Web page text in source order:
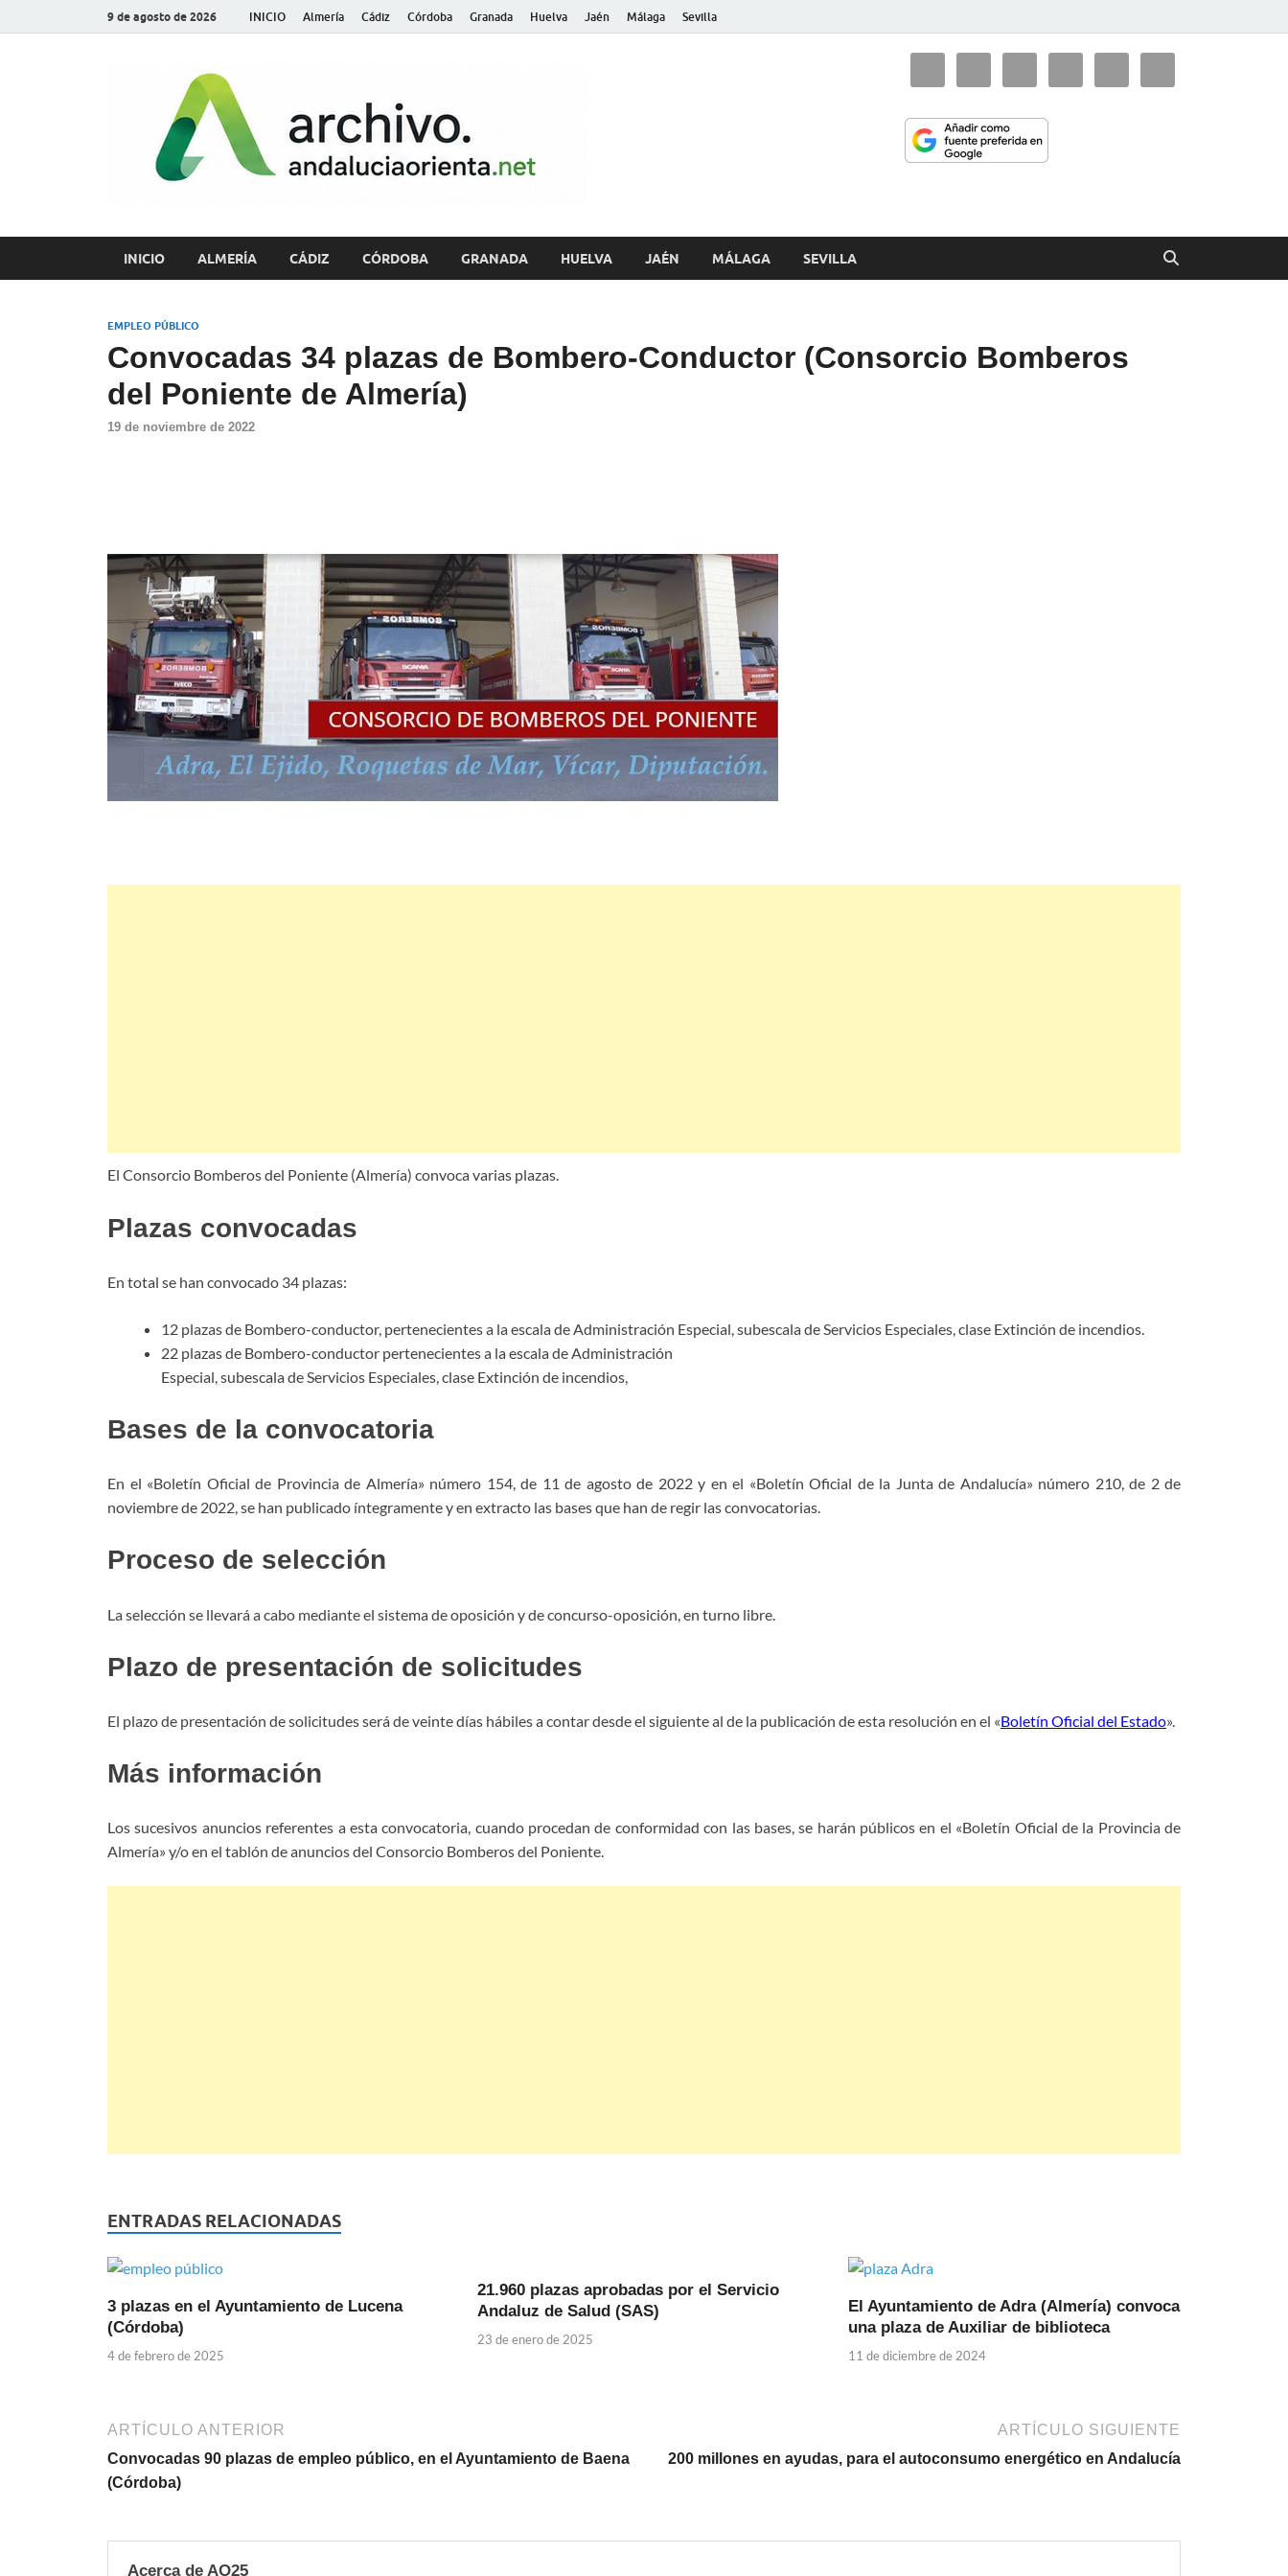
9 de agosto de 2026 INICIO Almería Cádiz Córdoba Granada Huelva Jaén Málaga Sevilla
archivo.andaluciaorienta
INICIO ALMERÍA CÁDIZ CÓRDOBA GRANADA HUELVA JAÉN MÁLAGA SEVILLA
EMPLEO PÚBLICO
Convocadas 34 plazas de Bombero-Conductor (Consorcio Bomberos
del Poniente de Almería)
19 de noviembre de 2022
El Consorcio Bomberos del Poniente (Almería) convoca varias plazas.
Plazas convocadas
En total se han convocado 34 plazas:
12 plazas de Bombero-conductor, pertenecientes a la escala de Administración Especial, subescala de Servicios Especiales, clase Extinción de incendios.
22 plazas de Bombero-conductor pertenecientes a la escala de Administración
Especial, subescala de Servicios Especiales, clase Extinción de incendios,
Bases de la convocatoria
En el «Boletín Oficial de Provincia de Almería» número 154, de 11 de agosto de 2022 y en el «Boletín Oficial de la Junta de Andalucía» número 210, de 2 de
noviembre de 2022, se han publicado íntegramente y en extracto las bases que han de regir las convocatorias.
Proceso de selección
La selección se llevará a cabo mediante el sistema de oposición y de concurso-oposición, en turno libre.
Plazo de presentación de solicitudes
El plazo de presentación de solicitudes será de veinte días hábiles a contar desde el siguiente al de la publicación de esta resolución en el «Boletín Oficial del Estado».
Más información
Los sucesivos anuncios referentes a esta convocatoria, cuando procedan de conformidad con las bases, se harán públicos en el «Boletín Oficial de la Provincia de
Almería» y/o en el tablón de anuncios del Consorcio Bomberos del Poniente.
ENTRADAS RELACIONADAS
3 plazas en el Ayuntamiento de Lucena
(Córdoba)
4 de febrero de 2025
21.960 plazas aprobadas por el Servicio
Andaluz de Salud (SAS)
23 de enero de 2025
El Ayuntamiento de Adra (Almería) convoca
una plaza de Auxiliar de biblioteca
11 de diciembre de 2024
ARTÍCULO ANTERIOR
Convocadas 90 plazas de empleo público, en el Ayuntamiento de Baena
(Córdoba)
ARTÍCULO SIGUIENTE
200 millones en ayudas, para el autoconsumo energético en Andalucía
Acerca de AO25